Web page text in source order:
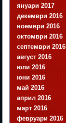
януари 2017
декември 2016
ноември 2016
октомври 2016
септември 2016
август 2016
юли 2016
юни 2016
май 2016
април 2016
март 2016
февруари 2016